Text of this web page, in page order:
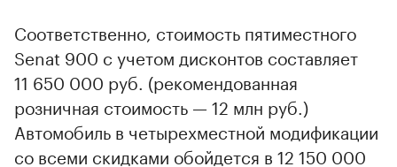
Соответственно, стоимость пятиместного
Senat 900 с учетом дисконтов составляет
11 650 000 руб. (рекомендованная
розничная стоимость — 12 млн руб.)
Автомобиль в четырехместной модификации
со всеми скидками обойдется в 12 150 000